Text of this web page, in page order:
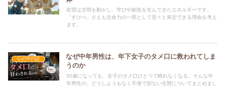
欲望は文明を動かし、学びや創造を生んできたエネルギーです。
「すけべ」さえも生命力の一部として堂々と肯定できる理由を考え
ます。
心の中の話
なぜ中年男性は、年下女子のタメ口に救われてしま
うのか
50歳になっても、女子のタメ口ひとつで眠れなくなる。そんな中
年男性の、どうしようもなく不便で切ない生態についてまとめまし